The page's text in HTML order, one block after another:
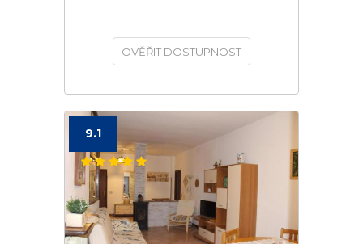
OVĚŘIT DOSTUPNOST
9.1